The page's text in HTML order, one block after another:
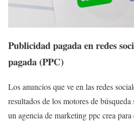
Publicidad pagada en redes
pagada (PPC)
Los anuncios que ve en las redes
resultados de los motores de
un agencia de marketing ppccrea